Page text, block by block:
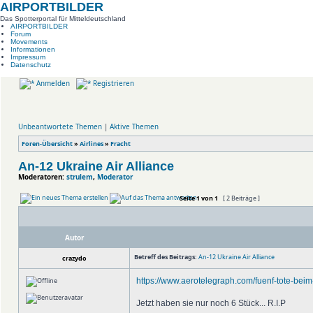
AIRPORTBILDER
Das Spotterportal für Mitteldeutschland
AIRPORTBILDER
Forum
Movements
Informationen
Impressum
Datenschutz
Anmelden Registrieren
Unbeantwortete Themen | Aktive Themen
Foren-Übersicht» Airlines» Fracht
An-12 Ukraine Air Alliance
Moderatoren: strulem, Moderator
Seite1 von1 [ 2 Beiträge ]
Autor
crazydo Betreff des Beitrags: An-12 Ukraine Air Alliance
https://www.aerotelegraph.com/fuenf-tote-
Jetzt haben sie nur noch 6 Stück... R.I.P